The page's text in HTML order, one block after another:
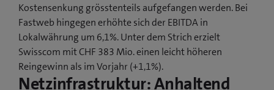
Kostensenkung grösstenteils aufgefangen werden. Bei
Fastweb hingegen erhöhte sich der EBITDA in
Lokalwährung um 6,1%. Unter dem Strich erzielt
Swisscom mit CHF 383 Mio. einen leicht höheren
Reingewinn als im Vorjahr (+1,1%).
Netzinfrastruktur: Anhaltend